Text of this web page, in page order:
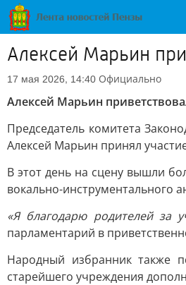
Алексей Марьин
17 мая 2026, 14:40 Официально
Алексей Марьин
Председатель комитета
Алексей Марьин принял
В этот день на сцену вышли
вокально-инструментального
«Я благодарю родителей за
парламентарий в
Народный избранник также
старейшего учреждения